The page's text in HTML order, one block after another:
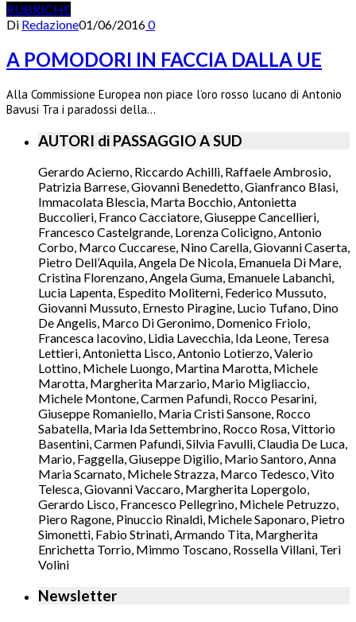
RUBRICHE
Di Redazione01/06/20160
A POMODORI IN FACCIA DALLA UE
Alla Commissione Europea non piace l’oro rosso lucano di Antonio
Bavusi Tra i paradossi della…
AUTORI di PASSAGGIO A SUD
Gerardo Acierno, Riccardo Achilli, Raffaele Ambrosio,
Patrizia Barrese, Giovanni Benedetto, Gianfranco Blasi,
Immacolata Blescia, Marta Bocchio, Antonietta
Buccolieri, Franco Cacciatore, Giuseppe Cancellieri,
Francesco Castelgrande, Lorenza Colicigno, Antonio
Corbo, Marco Cuccarese, Nino Carella, Giovanni Caserta,
Pietro Dell’Aquila, Angela De Nicola, Emanuela Di Mare,
Cristina Florenzano, Angela Guma, Emanuele Labanchi,
Lucia Lapenta, Espedito Moliterni, Federico Mussuto,
Giovanni Mussuto, Ernesto Piragine, Lucio Tufano, Dino
De Angelis, Marco Di Geronimo, Domenico Friolo,
Francesca Iacovino, Lidia Lavecchia, Ida Leone, Teresa
Lettieri, Antonietta Lisco, Antonio Lotierzo, Valerio
Lottino, Michele Luongo, Martina Marotta, Michele
Marotta, Margherita Marzario, Mario Migliaccio,
Michele Montone, Carmen Pafundi, Rocco Pesarini,
Giuseppe Romaniello, Maria Cristi Sansone, Rocco
Sabatella, Maria Ida Settembrino, Rocco Rosa, Vittorio
Basentini, Carmen Pafundi, Silvia Favulli, Claudia De Luca,
Mario, Faggella, Giuseppe Digilio, Mario Santoro, Anna
Maria Scarnato, Michele Strazza, Marco Tedesco, Vito
Telesca, Giovanni Vaccaro, Margherita Lopergolo,
Gerardo Lisco, Francesco Pellegrino, Michele Petruzzo,
Piero Ragone, Pinuccio Rinaldi, Michele Saponaro, Pietro
Simonetti, Fabio Strinati, Armando Tita, Margherita
Enrichetta Torrio, Mimmo Toscano, Rossella Villani, Teri
Volini
Newsletter